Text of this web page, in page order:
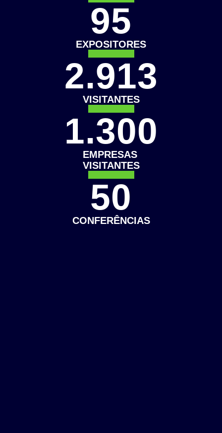
EXPOSITORES
95
VISITANTES
2.913
EMPRESAS
VISITANTES
1.300
CONFERÊNCIAS
50